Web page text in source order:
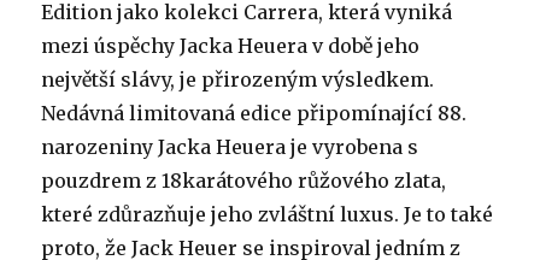
Edition jako kolekci Carrera, která vyniká
mezi úspěchy Jacka Heuera v době jeho
největší slávy, je přirozeným výsledkem.
Nedávná limitovaná edice připomínající 88.
narozeniny Jacka Heuera je vyrobena s
pouzdrem z 18karátového růžového zlata,
které zdůrazňuje jeho zvláštní luxus. Je to také
proto, že Jack Heuer se inspiroval jedním z